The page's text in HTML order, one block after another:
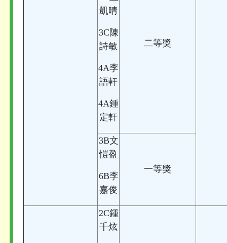
凱晴
3C陳
詩敏
4A李
語軒
4A鍾
定軒
二等獎
3B文
愷盈
6B李
嘉俊
一等獎
2C鍾
千炫